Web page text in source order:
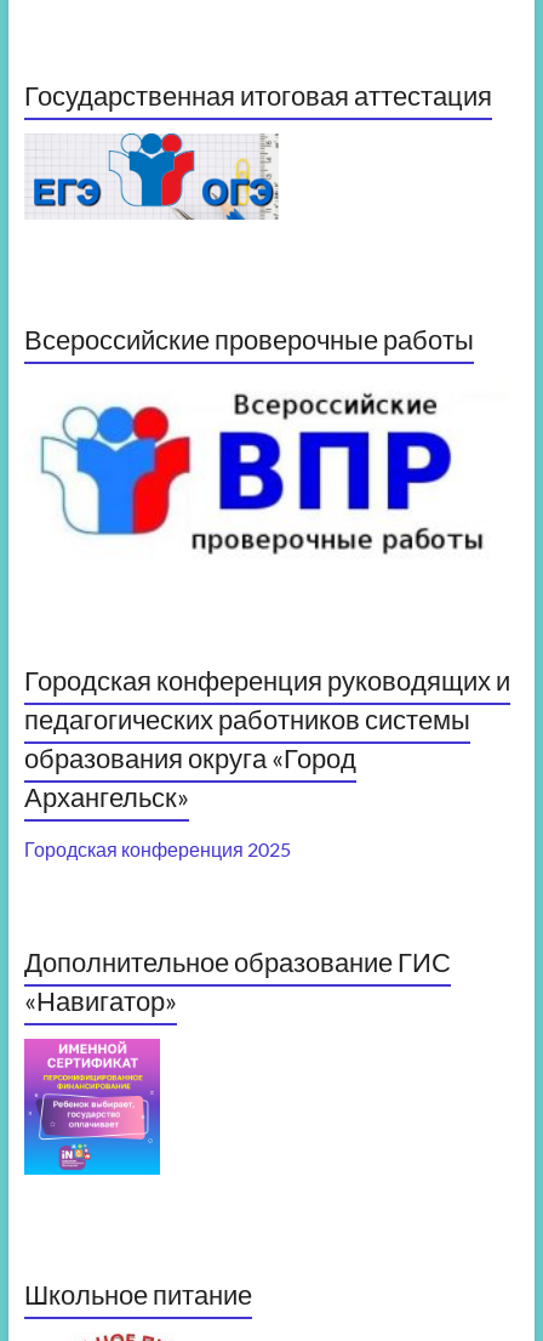
Государственная итоговая аттестация
Всероссийские проверочные работы
Городская конференция руководящих и
педагогических работников системы
образования округа «Город
Архангельск»
Городская конференция 2025
Дополнительное образование ГИС
«Навигатор»
Школьное питание